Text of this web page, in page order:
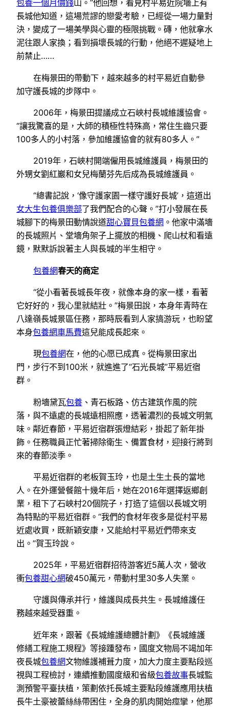
包養一個月價錢山。”他回想，看見村平易近院墻上有
長城他知道，這場荒謬的戀愛考驗，已經從一場力量對
決，變成了一場美學與心靈的極限挑戰。磚，他就拿水
泥往跟人家換；看到損壞長城的行動，他絕不遲疑地上
前禁止……
在梅景田的帶動下，越來越多的村平易近自動參
加守護長城的步隊中。
2006年，梅景田提議成立石峽村長城維護協會。
“讓我驚喜的是，大師的積極性特殊高，常住生齒只要
100多人的小村落，參加維護協會的就有80多人。”
2019年，石峽村開端僱用長城維護員，梅景田的
外甥女劉紅巖和女兒梅蘭芬先后成為長城維護員。
“總書記說，‘像守護家園一樣守護好長城’，這道出
女大生包養俱樂部了我們配合的心聲。”打小發展在長
城腳下的梅景田動情說道甜心寶貝包養網 。他家中滿墻
的長城照片、堂墻角架子上擺放的相機、爬山杖和看遠
鏡，默默訴說著主人與長城的半生相守。
包養網春天的商定
“從小看著長城長年夜，就像本身的家一樣，看著
它好好的，我心里就結壯。”梅景田說，本身年青時在
八達嶺長城景區任務，那時辰看到人家搞游玩，也盼望
本身包養網車馬費這兒能成長起來。
現包養網在，他的心愿已成真。從梅景田家出
門，步行不到100米，就進進了“石光長城”平易近宿
群。
粉墻黛瓦包養、青石板路、仿古建筑作風的院
落，與不遠處的長城遠相照應，透著濃烈的長城文明氣
味。鄰近春節，平易近宿群張燈結彩，掛起了新年掛
飾。任務職員正忙著掃除衛生、備置食材，迎接行將到
來的春節淡季。
平易近宿群的老板賀玉玲，也是土生土長的當地
人。在外運營餐館十幾年后，她在2016年選擇返鄉創
業，租下了石峽村20個院子，打造了這個以長城文明
為特點的平易近宿群。“我們的食材年夜多是從村平易
近處收買，既新穎安康，又能給村平易近們帶來支
出。”賀玉玲說。
2025年，平易近宿群招待游客近5萬人次，營收
衝包養甜心網破450萬元，帶動村里30多人失業。
守護與傳承并行，維護與成長共生。長城維護任
務越來越受器重。
近年來，跟著《長城維護總體計劃》《長城維護
修繕工程施工規程》等接踵發布，國度文物局不竭加年
夜長城包養網文物維護補葺力度，加大力度主要點段巡
視與工程檢討，連續推動國度級和省級包養故事長城監
測預警平臺扶植，策劃依托長城主要點段維護應用扶植
長牛土豪被蕾絲絲帶困住，全身的肌肉開始痙攣，他那